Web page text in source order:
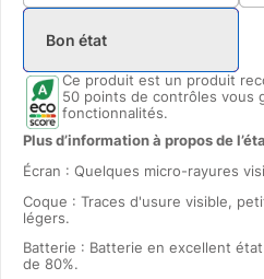
Bon état
Ce produit est un produit
50 points de contrôles vous
fonctionnalités.
Plus d’information à propos de
Écran : Quelques micro-rayures
Coque : Traces d'usure visible,
légers.
Batterie : Batterie en excellent
de 80%.